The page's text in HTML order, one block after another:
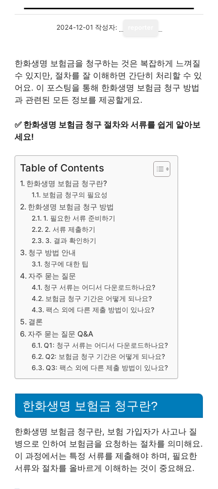
2024-12-01 작성자:
한화생명 보험금을 청구하는 것은 복잡하게 느껴질
수 있지만, 절차를 잘 이해하면 간단히 처리할 수 있
어요. 이 포스팅을 통해 한화생명 보험금 청구 방법
과 관련된 모든 정보를 제공할게요.
✅ 한화생명 보험금 청구 절차와 서류를 쉽게 알아보
세요!
Table of Contents
한화생명 보험금 청구란?
보험금 청구의 필요성
한화생명 보험금 청구 방법
1. 필요한 서류 준비하기
2. 서류 제출하기
3. 결과 확인하기
청구 방법 안내
청구에 대한 팁
자주 묻는 질문
청구 서류는 어디서 다운로드하나요?
보험금 청구 기간은 어떻게 되나요?
팩스 외에 다른 제출 방법이 있나요?
결론
자주 묻는 질문 Q&A
Q1: 청구 서류는 어디서 다운로드하나요?
Q2: 보험금 청구 기간은 어떻게 되나요?
Q3: 팩스 외에 다른 제출 방법이 있나요?
한화생명 보험금 청구란?
한화생명 보험금 청구란, 보험 가입자가 사고나 질
병으로 인하여 보험금을 요청하는 절차를 의미해요.
이 과정에서는 특정 서류를 제출해야 하며, 필요한
서류와 절차를 올바르게 이해하는 것이 중요해요.